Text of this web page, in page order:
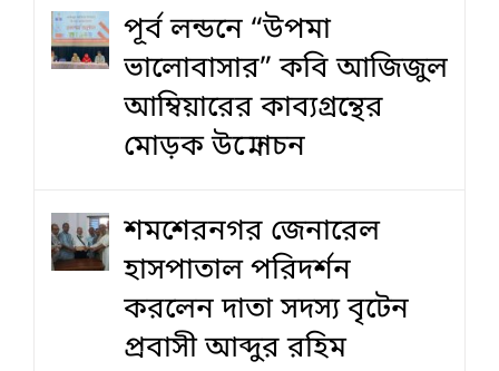
পূর্ব লন্ডনে “উপমা
ভালোবাসার” কবি আজিজুল
আম্বিয়ারের কাব্যগ্রন্থের
মোড়ক উন্মোচন
শমশেরনগর জেনারেল
হাসপাতাল পরিদর্শন
করলেন দাতা সদস্য বৃটেন
প্রবাসী আব্দুর রহিম